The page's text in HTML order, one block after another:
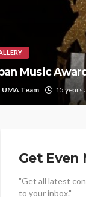
Music
UMA Team 15 years
Get Even
"Get all latest
to your inbox."